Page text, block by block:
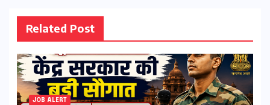
Related Post
JOB ALERT